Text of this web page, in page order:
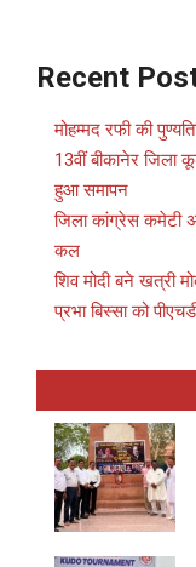
Recent
मोहम्मद रफी की
13वीं बीकानेर जिला
हुआ समापन
जिला कांग्रेस कमेटी
कल
शिव मोदी बने खत्री
प्रभा बिस्सा को